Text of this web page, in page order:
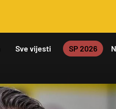
Sve vijesti SP 2026